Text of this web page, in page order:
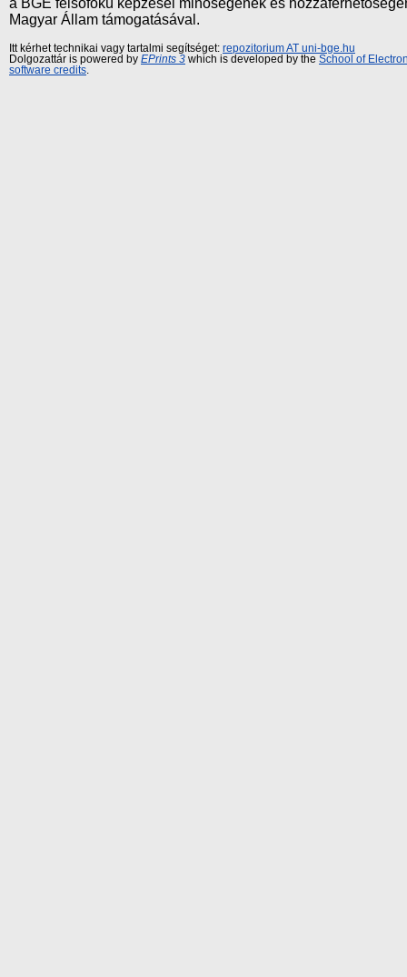
Magyar Állam támogatásával.
Itt kérhet technikai vagy tartalmi segítséget: repozitorium AT uni-bge.hu
Dolgozattár is powered by EPrints 3 which is developed by the School of
software credits